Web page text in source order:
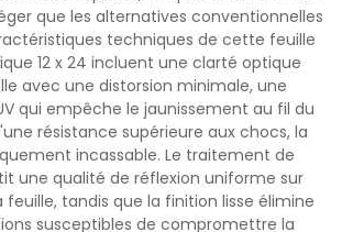
que les alternatives conventionnelles
techniques de cette feuille
12 x 24 incluent une clarté optique
avec une distorsion minimale, une
qui empêche le jaunissement au fil du
résistance supérieure aux chocs, la
incassable. Le traitement de
une qualité de réflexion uniforme sur
feuille, tandis que la finition lisse élimine
susceptibles de compromettre la